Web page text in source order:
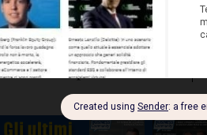
AI tra i più ampi del
per migliorare
sul posto di lavoro.